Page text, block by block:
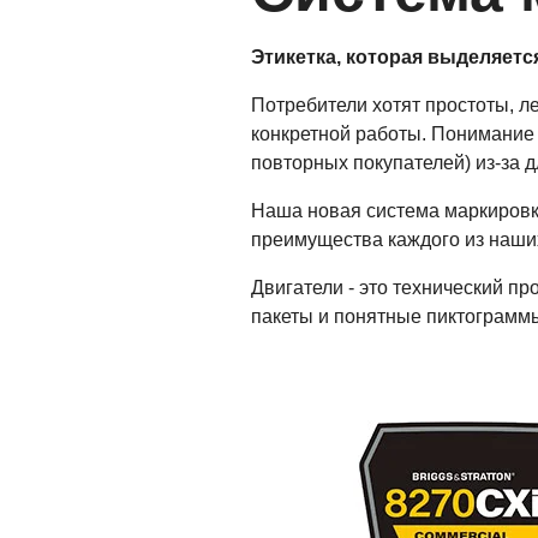
Этикетка, которая
Потребители хотят простоты,
конкретной работы.
повторных покупателей) из-за
Наша новая система
преимущества каждого из
Двигатели - это технический
пакеты и понятные